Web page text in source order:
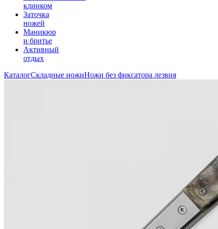
клинком
Заточка
ножей
Маникюр
и бритье
Активный
отдых
КаталогСкладные ножиНожи без фиксатора лезвия